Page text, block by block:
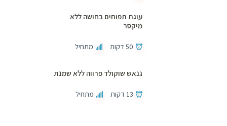
עוגת תפוחים בחושה ללא
מיקסר
50 דקות מתחיל
גנאש שוקולד פרווה ללא שמנת
13 דקות מתחיל